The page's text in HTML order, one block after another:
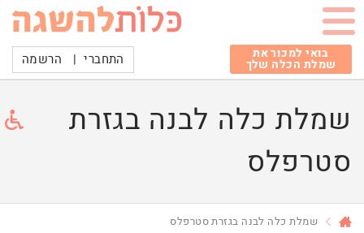
בואי למכור את
שמלת הכלה שלך התחברי | הרשמה
שמלת כלה לבנה בגזרת
סטרפלס
שמלת כלה לבנה בגזרת סטרפלס